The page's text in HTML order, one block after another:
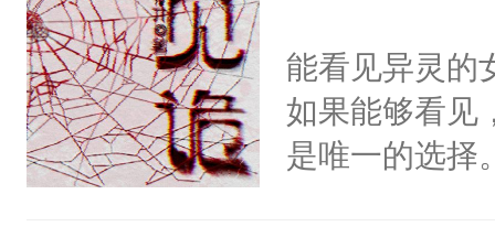
一气之下将魔
终的选择。2.
家族限制，直
命运的齿轮
能看见异灵的
如果能够看见
是唯一的选择